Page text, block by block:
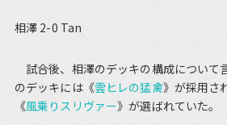
相澤 2-0 Tan
試合後、相澤のデッキの構成について
のデッキには《雲ヒレの猛禽》が採用さ
《風乗りスリヴァー》が選ばれていた。